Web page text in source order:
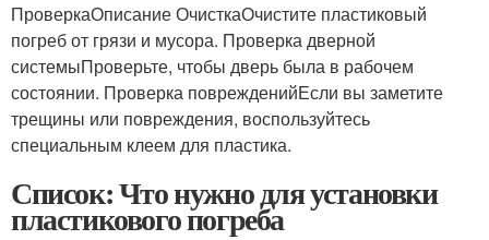
ПроверкаОписание ОчисткаОчистите пластиковый
погреб от грязи и мусора. Проверка дверной
системыПроверьте, чтобы дверь была в рабочем
состоянии. Проверка поврежденийЕсли вы заметите
трещины или повреждения, воспользуйтесь
специальным клеем для пластика.
Список: Что нужно для установки
пластикового погреба